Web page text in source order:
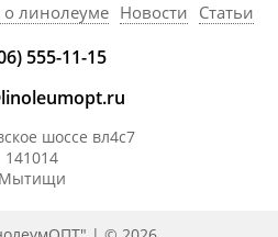
о линолеуме Новости Статьи
555-11-15
шоссе вл4с7
141014
Мытищи